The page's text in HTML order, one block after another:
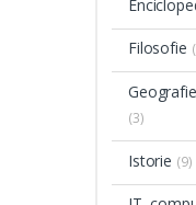
Filosofie
(3)
Istorie (9)